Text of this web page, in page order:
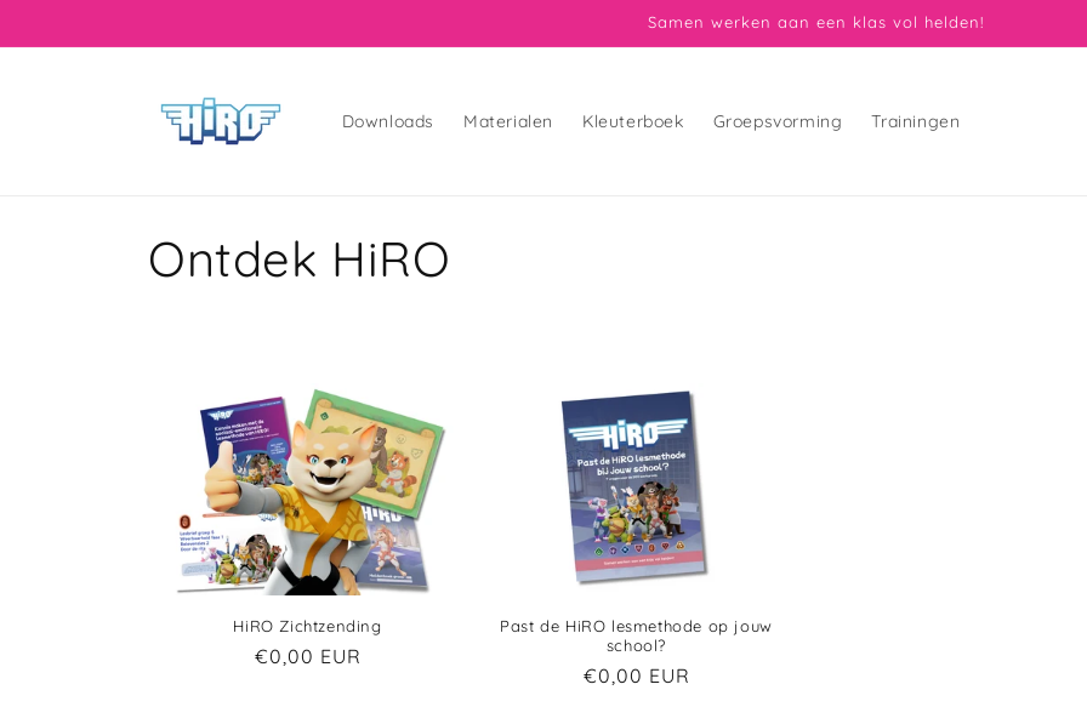
Samen werken aan een klas vol helden!
Downloads Materialen Kleuterboek Groepsvorming Trainingen
Ontdek HiRO
HiRO Zichtzending
€0,00 EUR
Past de HiRO lesmethode op jouw
school?
€0,00 EUR